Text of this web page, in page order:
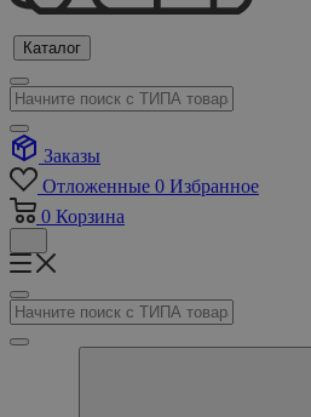
Каталог
Заказы
Отложенные 0 Избранное
0 Корзина